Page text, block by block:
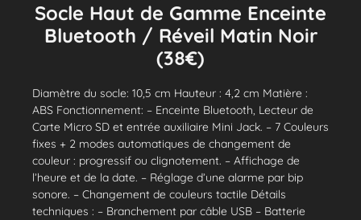
Socle Haut de Gamme Enceinte
Bluetooth / Réveil Matin Noir
(38€)
Diamètre du socle: 10,5 cm Hauteur : 4,2 cm Matière :
ABS Fonctionnement: – Enceinte Bluetooth, Lecteur de
Carte Micro SD et entrée auxiliaire Mini Jack. – 7 Couleurs
fixes + 2 modes automatiques de changement de
couleur : progressif ou clignotement. – Affichage de
l’heure et de la date. – Réglage d’une alarme par bip
sonore. – Changement de couleurs tactile Détails
techniques : – Branchement par câble USB – Batterie